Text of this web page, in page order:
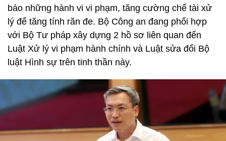
báo những hành vi vi phạm, tăng cường chế tài xử
lý để tăng tính răn đe. Bộ Công an đang phối hợp
với Bộ Tư pháp xây dựng 2 hồ sơ liên quan đến
Luật Xử lý vi phạm hành chính và Luật sửa đổi Bộ
luật Hình sự trên tinh thần này.